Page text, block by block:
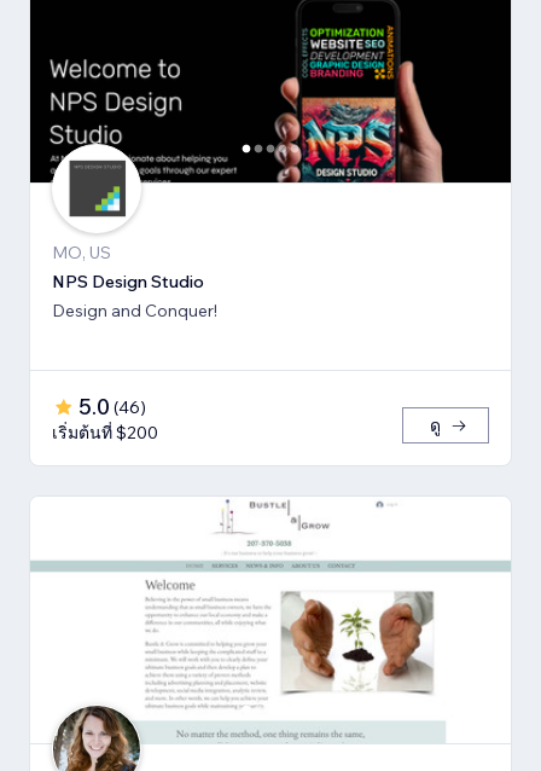
MO, US
NPS Design Studio
Design and Conquer!
5.0 (46)
เริ่มต้นที่ $200
ดู